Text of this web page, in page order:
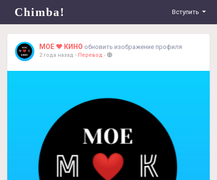
Chimba! Вступить
МОЕ ❤️ КИНО обновить изображение профиля
2 года назад - Перевод -